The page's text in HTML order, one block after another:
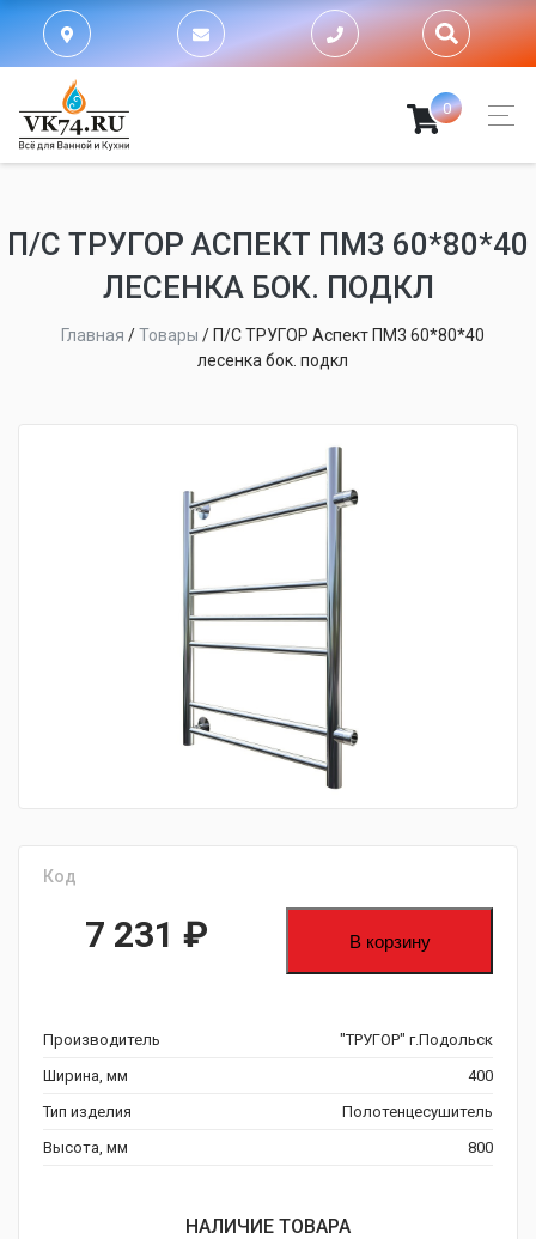
0
П/С ТРУГОР АСПЕКТ ПМ3 60*80*40
ЛЕСЕНКА БОК. ПОДКЛ
Главная /Товары / П/С ТРУГОР Аспект ПМ3 60*80*40
лесенка бок. подкл
Код
7 231 ₽ В корзину
Производитель
"ТРУГОР" г.Подольск
Ширина, мм
400
Тип изделия
Полотенцесушитель
Высота, мм
800
НАЛИЧИЕ ТОВАРА